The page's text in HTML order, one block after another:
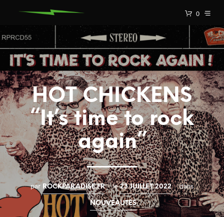
0
HOT CHICKENS
“It’s time to rock
again”
par ROCKPARADISE.FR le 23 JUILLET 2022 dans
NOUVEAUTÉS